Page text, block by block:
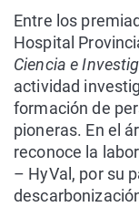
Entre los
Hospital
Ciencia e
actividad
formación de
pioneras. En el
reconoce la labor
– HyVal, por su